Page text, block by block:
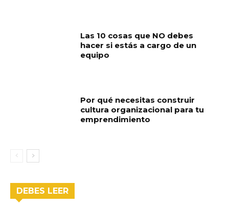
Las 10 cosas que NO debes
hacer si estás a cargo de un
equipo
Por qué necesitas construir
cultura organizacional para tu
emprendimiento
DEBES LEER